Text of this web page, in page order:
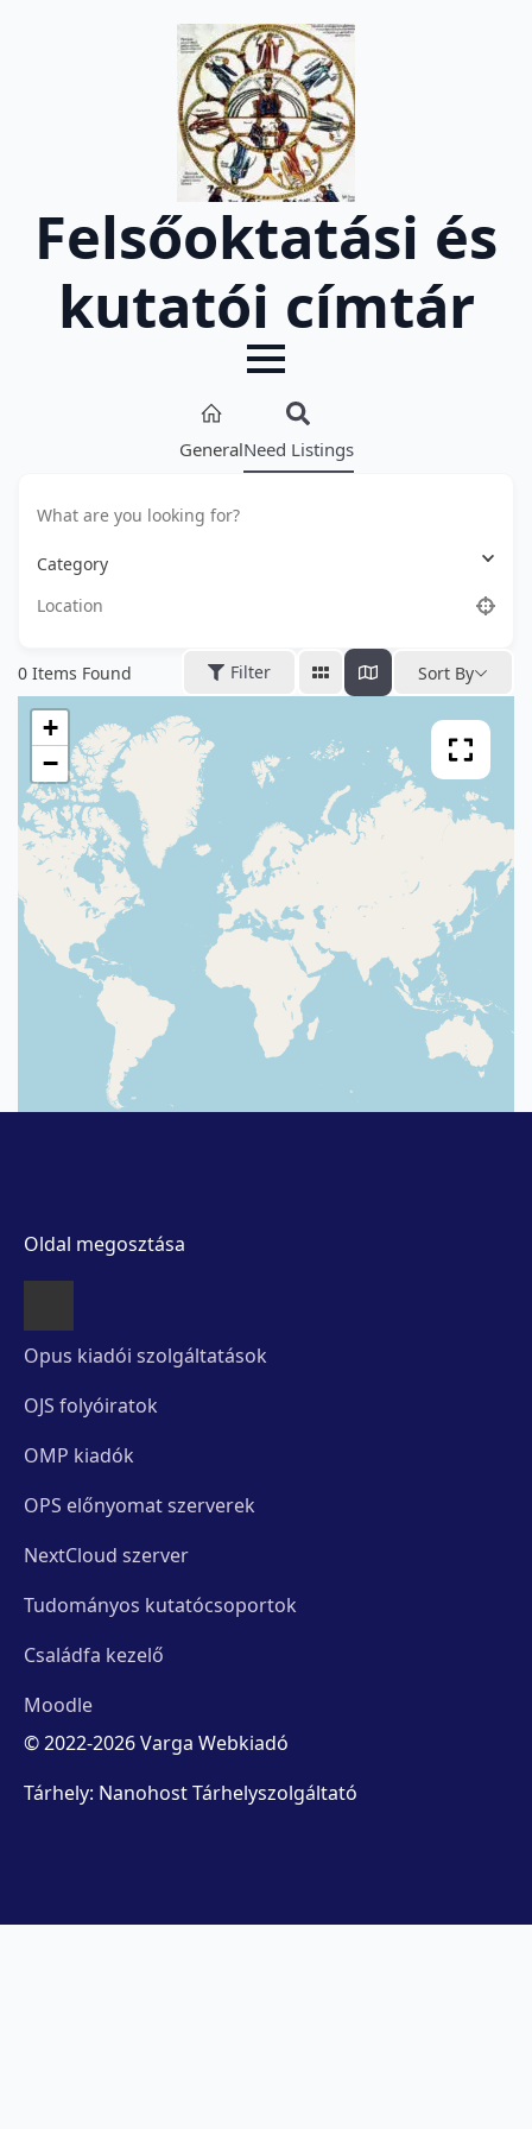
Felsőoktatási és
kutatói címtár
GeneralNeed Listings
Category
0 Items Found Filter Sort By
+
−
Oldal megosztása
Opus kiadói szolgáltatások
OJS folyóiratok
OMP kiadók
OPS előnyomat szerverek
NextCloud szerver
Tudományos kutatócsoportok
Családfa kezelő
Moodle
© 2022-2026 Varga Webkiadó
Tárhely: Nanohost Tárhelyszolgáltató